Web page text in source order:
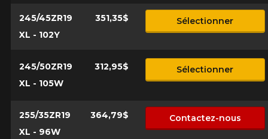
245/45ZR19
XL - 102Y
351,35$ Sélectionner
245/50ZR19
XL - 105W
312,95$ Sélectionner
255/35ZR19
XL - 96W
364,79$ Contactez-nous